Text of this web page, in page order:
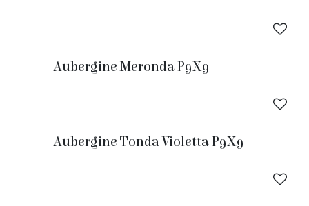
Aubergine Meronda P9X9
Aubergine Tonda Violetta P9X9